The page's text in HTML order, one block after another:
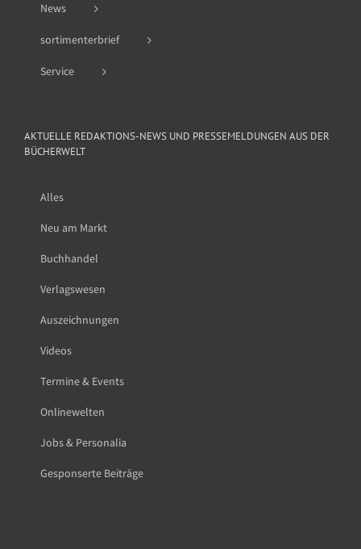
News
sortimenterbrief
Service
AKTUELLE REDAKTIONS-NEWS UND PRESSEMELDUNGEN AUS DER
BÜCHERWELT
Alles
Neu am Markt
Buchhandel
Verlagswesen
Auszeichnungen
Videos
Termine & Events
Onlinewelten
Jobs & Personalia
Gesponserte Beiträge